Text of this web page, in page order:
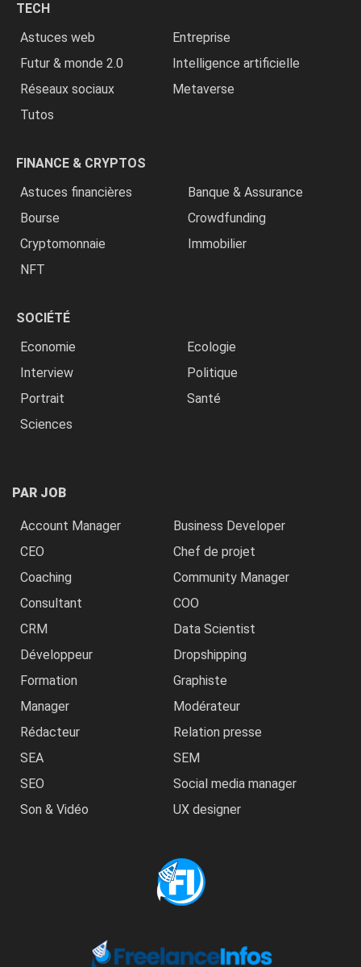
TECH
Astuces web
Entreprise
Futur & monde 2.0
Intelligence artificielle
Réseaux sociaux
Metaverse
Tutos
FINANCE & CRYPTOS
Astuces financières
Banque & Assurance
Bourse
Crowdfunding
Cryptomonnaie
Immobilier
NFT
SOCIÉTÉ
Economie
Ecologie
Interview
Politique
Portrait
Santé
Sciences
PAR JOB
Account Manager
Business Developer
CEO
Chef de projet
Coaching
Community Manager
Consultant
COO
CRM
Data Scientist
Développeur
Dropshipping
Formation
Graphiste
Manager
Modérateur
Rédacteur
Relation presse
SEA
SEM
SEO
Social media manager
Son & Vidéo
UX designer